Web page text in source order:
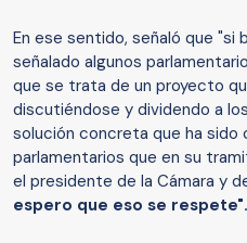
En ese sentido, señaló que "si
señalado algunos
que se trata de un proyecto
discutiéndose y dividendo a
solución concreta que ha sido
parlamentarios que en su
el presidente de la Cámara y
espero que eso se respete".